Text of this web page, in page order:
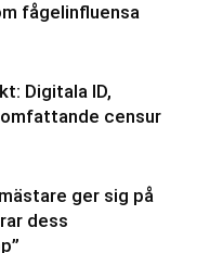
fågelinfluensa
Digitala ID,
censur
ger sig på
dess